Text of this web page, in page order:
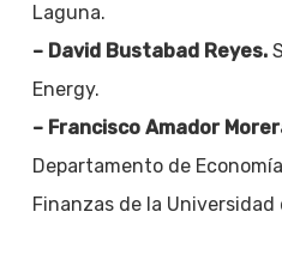
Laguna.
– David Bustabad Reyes.
Energy.
– Francisco Amador
Departamento de
Finanzas de la Universidad